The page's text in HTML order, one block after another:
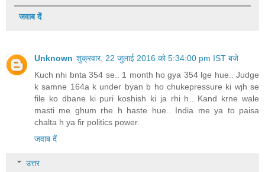
जवाब दें
Unknown शुक्रवार, 22 जुलाई 2016 को 5:34:00 pm IST बजे
Kuch nhi bnta 354 se.. 1 month ho gya 354 lge hue.. Judge
k samne 164a k under byan b ho chukepressure ki wjh se
file ko dbane ki puri koshish ki ja rhi h.. Kand krne wale
masti me ghum rhe h haste hue.. India me ya to paisa
chalta h ya fir politics power.
जवाब दें
उत्तर